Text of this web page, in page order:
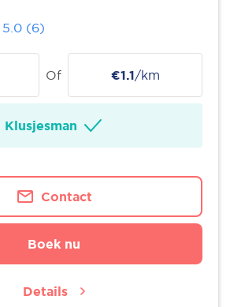
5.0 (6)
Of €1.1/km
Klusjesman
Contact
Boek nu
Details